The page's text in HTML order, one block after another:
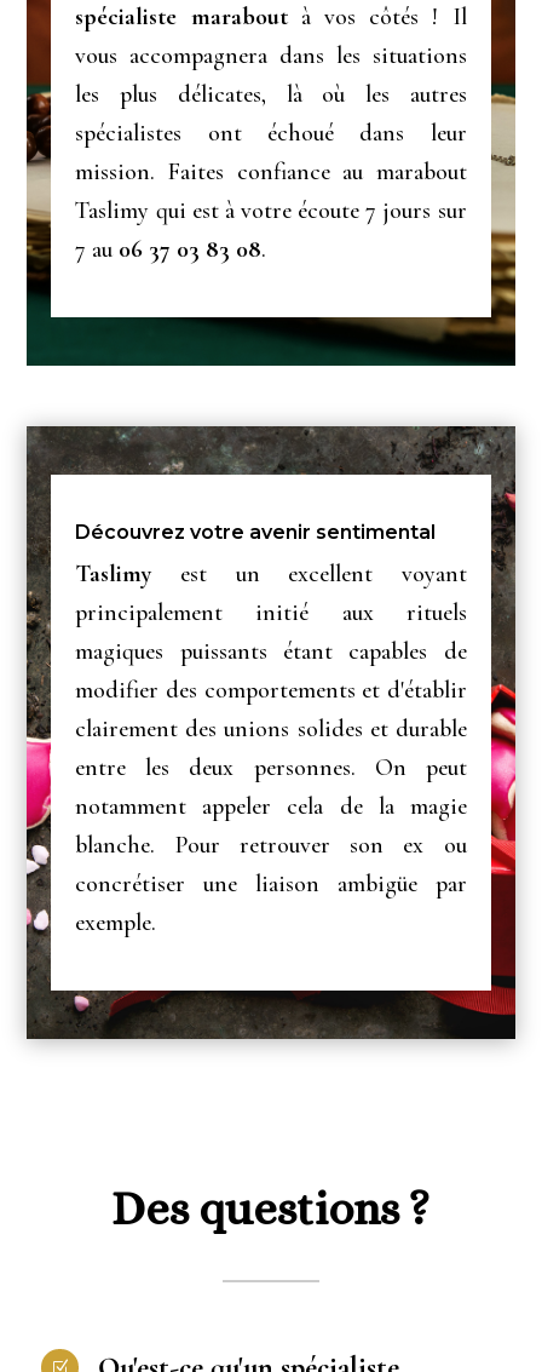
spécialiste maraboutà vos côtés ! Il
vous accompagnera dans les situations
les plus délicates, là où les autres
spécialistes ont échoué dans leur
mission. Faites confiance au marabout
Taslimy qui est à votre écoute 7 jours sur
7 au 06 37 03 83 08.
Découvrez votre avenir sentimental
Taslimyest un excellent voyant
principalement initié aux rituels
magiques puissants étant capables de
modifier des comportements et d'établir
clairement des unions solides et durable
entre les deux personnes. On peut
notamment appeler cela de la magie
blanche. Pour retrouver son ex ou
concrétiser une liaison ambigüe par
exemple.
Des questions ?
Z